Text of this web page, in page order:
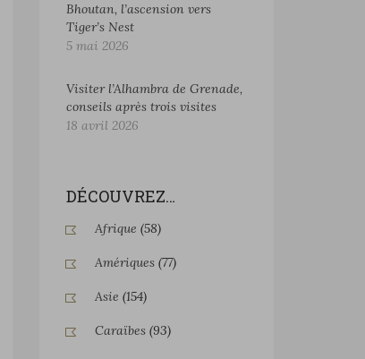
Bhoutan, l’ascension vers
Tiger’s Nest
5 mai 2026
Visiter l’Alhambra de Grenade,
conseils après trois visites
18 avril 2026
DÉCOUVREZ…
Afrique (58)
Amériques(77)
Asie (154)
Caraïbes(93)